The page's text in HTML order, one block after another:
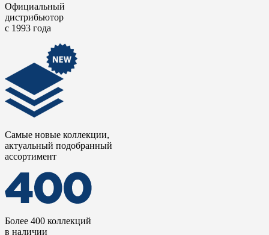
Официальный
дистрибьютор
с 1993 года
Самые новые коллекции,
актуальный подобранный
ассортимент
Более 400 коллекций
в наличии